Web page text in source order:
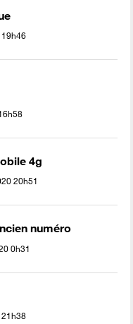
19h46
4g
20h51
numéro
0h31
21h38